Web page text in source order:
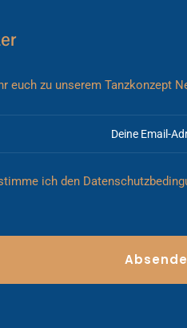
euch zu unserem Tanzkonzept
ich den